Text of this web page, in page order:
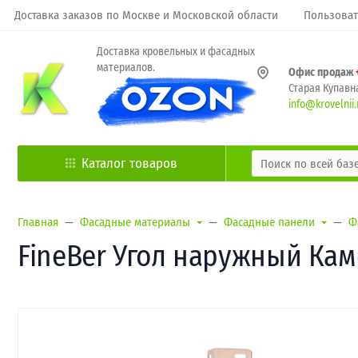
Доставка заказов по Москве и Московской области
Доставка кровельных и фасадных
материалов.
Офис продаж
Старая
Каталог товаров
Главная Фасадные материалы Фасадные панели
FineBer Угол наружный